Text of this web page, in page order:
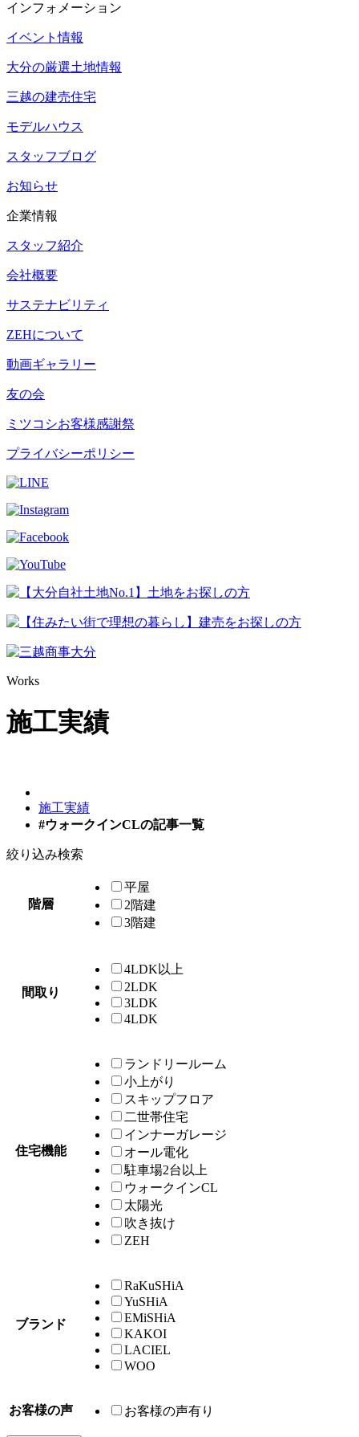
インフォメーション
イベント情報
大分の厳選土地情報
三越の建売住宅
モデルハウス
スタッフブログ
お知らせ
企業情報
スタッフ紹介
会社概要
サステナビリティ
ZEHについて
動画ギャラリー
友の会
ミツコシお客様感謝祭
プライバシーポリシー
Works
施工実績
施工実績
#ウォークインCLの記事一覧
絞り込み検索
階層
平屋
2階建
3階建
間取り
4LDK以上
2LDK
3LDK
4LDK
住宅機能
ランドリールーム
小上がり
スキップフロア
二世帯住宅
インナーガレージ
オール電化
駐車場2台以上
ウォークインCL
太陽光
吹き抜け
ZEH
ブランド
RaKuSHiA
YuSHiA
EMiSHiA
KAKOI
LACIEL
WOO
お客様の声 お客様の声有り